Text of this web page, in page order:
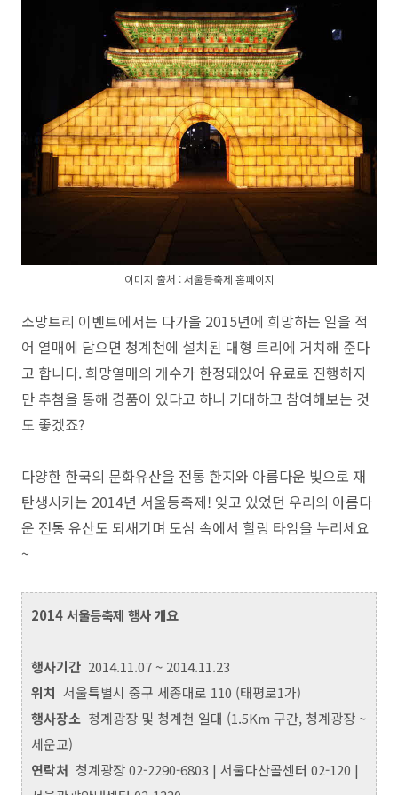
이미지 출처 : 서울등축제 홈페이지
소망트리 이벤트에서는 다가올 2015년에 희망하는 일을 적
어 열매에 담으면 청계천에 설치된 대형 트리에 거치해 준다
고 합니다.희망열매의 개수가 한정돼있어 유료로 진행하지
만 추첨을 통해 경품이 있다고 하니 기대하고 참여해보는 것
도 좋겠죠?
다양한 한국의 문화유산을 전통 한지와 아름다운 빛으로 재
탄생시키는 2014년 서울등축제! 잊고 있었던 우리의 아름다
운 전통 유산도 되새기며 도심 속에서 힐링 타임을 누리세요
~
2014 서울등축제 행사 개요
행사기간 2014.11.07 ~ 2014.11.23
위치 서울특별시 중구 세종대로 110 (태평로1가)
행사장소 청계광장 및 청계천 일대 (1.5Km 구간, 청계광장 ~
세운교)
연락처 청계광장 02-2290-6803 | 서울다산콜센터 02-120 |